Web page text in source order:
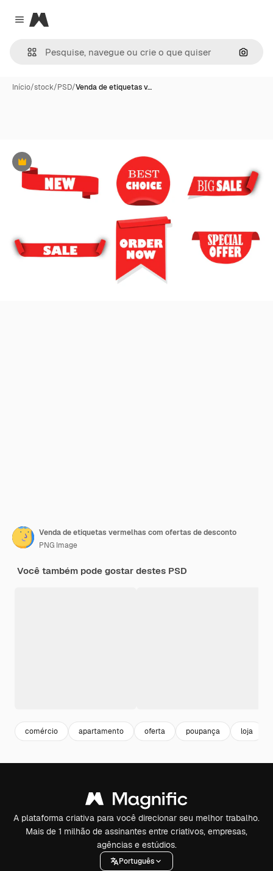
Close menu
Magnific
Início/stock/PSD/Venda de etiquetas v…
Premium
Venda de etiquetas vermelhas com ofertas de desconto
PNG Image
Você também pode gostar destes PSD
comércio apartamento oferta poupança loja
A plataforma criativa para você direcionar seu melhor trabalho.
Mais de 1 milhão de assinantes entre criativos, empresas,
agências e estúdios.
Português